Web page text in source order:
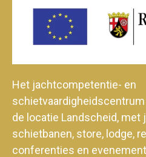
Het jachtcompetentie- en
schietvaardigheidscentrum
de locatie Landscheid, met
schietbanen, store, lodge,
conferenties en